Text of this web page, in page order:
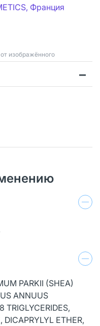
Франция
изображённого
PARKII (SHEA)
ANNUUS
TRIGLYCERIDES,
DICAPRYLYL ETHER,